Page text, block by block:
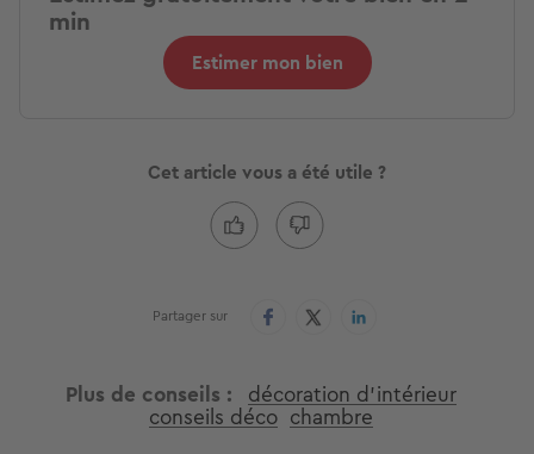
garder la
chambre de vos enfants(presque) toujours bien
rangée. On aime aussi sondesign épuré
, qui s'adapte
facilement à toutes les ambiances.